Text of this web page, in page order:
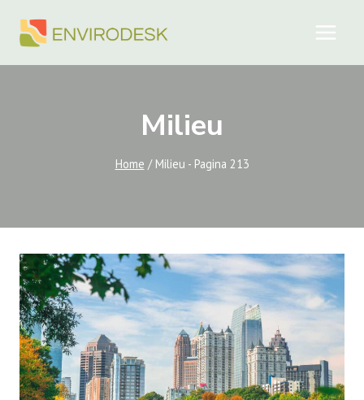
naar
Milieu
Home / Milieu - Pagina 213